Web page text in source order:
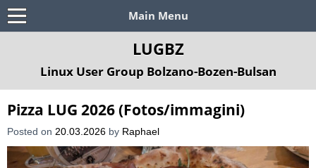
Main Menu
LUGBZ
Linux User Group Bolzano-Bozen-Bulsan
Pizza LUG 2026 (Fotos/immagini)
Posted on 20.03.2026 by Raphael